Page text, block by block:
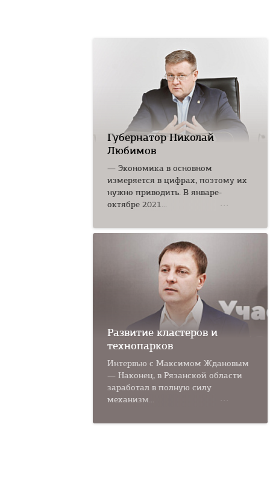
Губернатор Николай
Любимов
— Экономика в основном
измеряется в цифрах, поэтому их
нужно приводить. В январе-
октябре 2021...
Развитие кластеров и
технопарков
Интервью с Максимом Ждановым
— Наконец, в Рязанской области
заработал в полную силу
механизм...